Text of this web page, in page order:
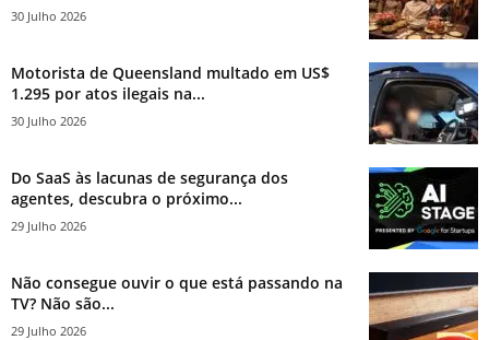
30 Julho 2026
Motorista de Queensland multado em US$
1.295 por atos ilegais na...
30 Julho 2026
Do SaaS às lacunas de segurança dos
agentes, descubra o próximo...
29 Julho 2026
Não consegue ouvir o que está passando na
TV? Não são...
29 Julho 2026